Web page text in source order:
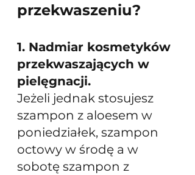
przekwaszeniu?
1. Nadmiar kosmetyków
przekwaszających w
pielęgnacji.
Jeżeli jednak stosujesz
szampon z aloesem w
poniedziałek, szampon
octowy w środę a w
sobotę szampon z